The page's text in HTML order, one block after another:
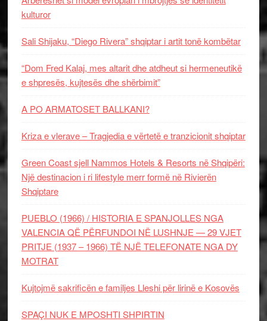
kulturor
Sali Shijaku, “Diego Rivera” shqiptar i artit tonë kombëtar
“Dom Fred Kalaj, mes altarit dhe atdheut si hermeneutikë
e shpresës, kujtesës dhe shërbimit”
A PO ARMATOSET BALLKANI?
Kriza e vlerave – Tragjedia e vërtetë e tranzicionit shqiptar
Green Coast sjell Nammos Hotels & Resorts në Shqipëri:
Një destinacion i ri lifestyle merr formë në Rivierën
Shqiptare
PUEBLO (1966) / HISTORIA E SPANJOLLES NGA
VALENCIA QË PËRFUNDOI NË LUSHNJE — 29 VJET
PRITJE (1937 – 1966) TË NJË TELEFONATE NGA DY
MOTRAT
Kujtojmë sakrificën e familjes Lleshi për lirinë e Kosovës
SPAÇI NUK E MPOSHTI SHPIRTIN